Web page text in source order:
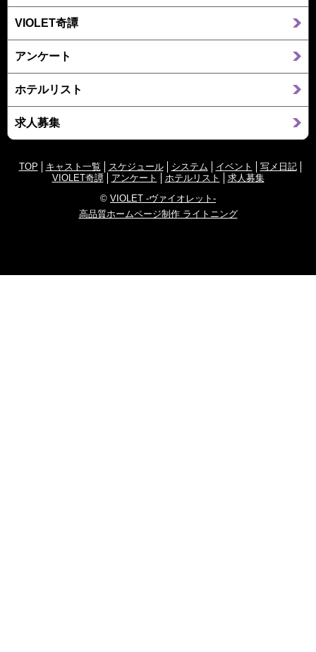
VIOLET奇譚
アンケート
ホテルリスト
求人募集
TOP キャスト一覧 スケジュール システム イベント
写メ日記
VIOLET奇譚
アンケート ホテルリスト
求人募集
© VIOLET -ヴァイオレット-
高品質ホームページ制作 ライトニング